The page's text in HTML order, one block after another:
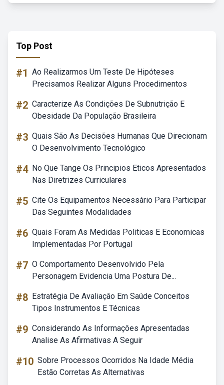
Top Post
#1 Ao Realizarmos Um Teste De Hipóteses
Precisamos Realizar Alguns Procedimentos
#2 Caracterize As Condições De Subnutrição E
Obesidade Da População Brasileira
#3 Quais São As Decisões Humanas Que Direcionam
O Desenvolvimento Tecnológico
#4 No Que Tange Os Principios Eticos Apresentados
Nas Diretrizes Curriculares
#5 Cite Os Equipamentos Necessário Para Participar
Das Seguintes Modalidades
#6 Quais Foram As Medidas Politicas E Economicas
Implementadas Por Portugal
#7 O Comportamento Desenvolvido Pela
Personagem Evidencia Uma Postura De...
#8 Estratégia De Avaliação Em Saúde Conceitos
Tipos Instrumentos E Técnicas
#9 Considerando As Informações Apresentadas
Analise As Afirmativas A Seguir
#10 Sobre Processos Ocorridos Na Idade Média
Estão Corretas As Alternativas